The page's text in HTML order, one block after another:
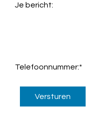
Je bericht:
Telefoonnummer:*
Versturen